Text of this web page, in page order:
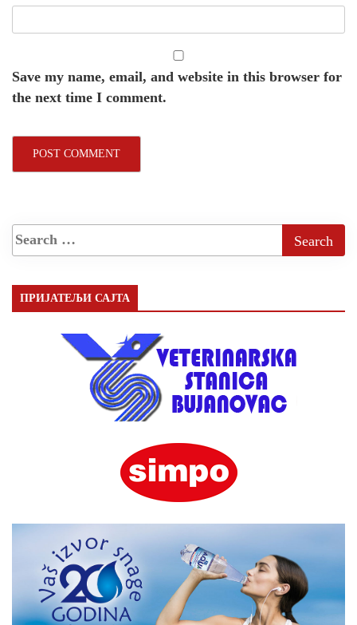
Save my name, email, and website in this browser for
the next time I comment.
ПРИЈАТЕЉИ САЈТА